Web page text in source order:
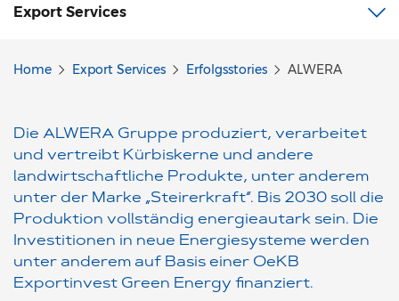
Export Services
Home Export Services Erfolgsstories ALWERA
Die ALWERA Gruppe produziert, verarbeitet
und vertreibt Kürbiskerne und andere
landwirtschaftliche Produkte, unter anderem
unter der Marke „Steirerkraft“. Bis 2030 soll die
Produktion vollständig energieautark sein. Die
Investitionen in neue Energiesysteme werden
unter anderem auf Basis einer OeKB
Exportinvest Green Energy finanziert.